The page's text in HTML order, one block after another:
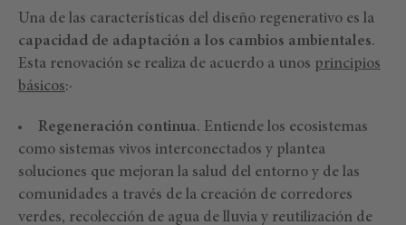
Una de las características del diseño regenerativo es la
capacidad de adaptación a los cambios ambientales.
Esta renovación se realiza de acuerdo a unos principios
básicos:·
Regeneración continua. Entiende los ecosistemas
como sistemas vivos interconectados y plantea
soluciones que mejoran la salud del entorno y de las
comunidades a través de la creación de corredores
verdes, recolección de agua de lluvia y reutilización de